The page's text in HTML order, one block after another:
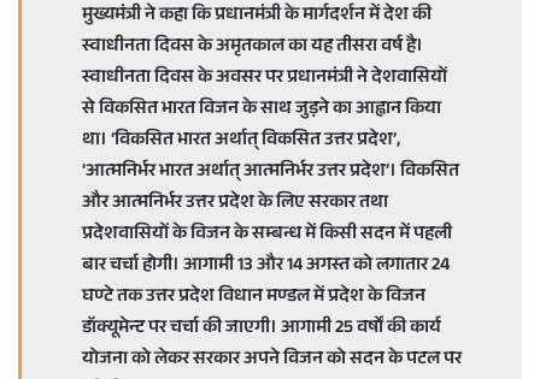
मुख्यमंत्री ने कहा कि प्रधानमंत्री के मार्गदर्शन में देश की
स्वाधीनता दिवस के अमृतकाल का यह तीसरा वर्ष है।
स्वाधीनता दिवस के अवसर पर प्रधानमंत्री ने देशवासियों
से विकसित भारत विजन के साथ जुड़ने का आह्वान किया
था। ‘विकसित भारत अर्थात् विकसित उत्तर प्रदेश’,
‘आत्मनिर्भर भारत अर्थात् आत्मनिर्भर उत्तर प्रदेश’। विकसित
और आत्मनिर्भर उत्तर प्रदेश के लिए सरकार तथा
प्रदेशवासियों के विजन के सम्बन्ध में किसी सदन में पहली
बार चर्चा होगी। आगामी 13 और 14 अगस्त को लगातार 24
घण्टे तक उत्तर प्रदेश विधान मण्डल में प्रदेश के विजन
डॉक्यूमेन्ट पर चर्चा की जाएगी। आगामी 25 वर्षों की कार्य
योजना को लेकर सरकार अपने विजन को सदन के पटल पर